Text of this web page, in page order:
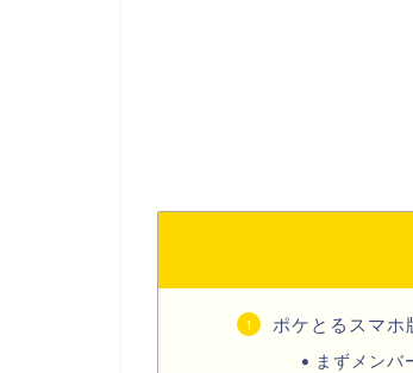
ポケとるスマホ
まずメンバ